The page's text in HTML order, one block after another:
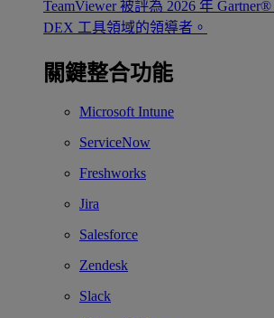
TeamViewer 被評為 2026 年
DEX 工具領域的領導者。
關鍵整合功能
Microsoft Intune
ServiceNow
Freshworks
Jira
Salesforce
Zendesk
Slack